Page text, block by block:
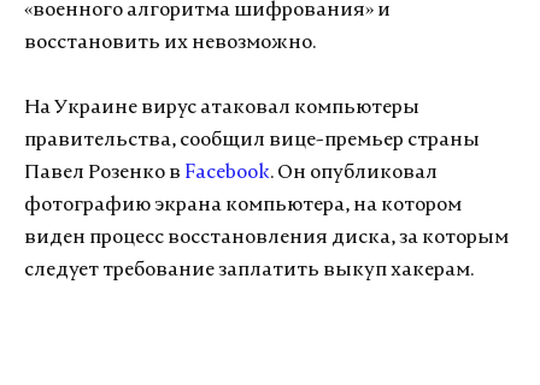
«военного алгоритма шифрования» и
восстановить их невозможно.
На Украине вирус атаковал компьютеры
правительства, сообщил вице-премьер страны
Павел Розенко в Facebook. Он опубликовал
фотографию экрана компьютера, на котором
виден процесс восстановления диска, за которым
следует требование заплатить выкуп хакерам.